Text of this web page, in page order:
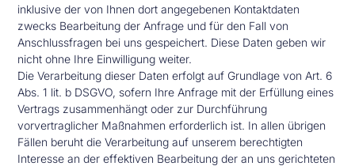
inklusive der von Ihnen dort angegebenen Kontaktdaten
zwecks Bearbeitung der Anfrage und für den Fall von
Anschlussfragen bei uns gespeichert. Diese Daten geben wir
nicht ohne Ihre Einwilligung weiter.
Die Verarbeitung dieser Daten erfolgt auf Grundlage von Art. 6
Abs. 1 lit. b DSGVO, sofern Ihre Anfrage mit der Erfüllung eines
Vertrags zusammenhängt oder zur Durchführung
vorvertraglicher Maßnahmen erforderlich ist. In allen übrigen
Fällen beruht die Verarbeitung auf unserem berechtigten
Interesse an der effektiven Bearbeitung der an uns gerichteten